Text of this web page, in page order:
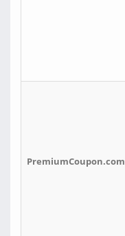
PremiumCoupon.com